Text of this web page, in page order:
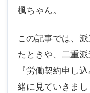
楓ちゃん。
この記事では、
たときや、二重
『労働契約申し
緒に見ていきまし